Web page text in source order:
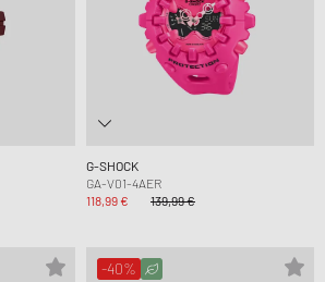
G-SHOCK
GA-V01-4AER
118,99 €
139,99 €
-40%